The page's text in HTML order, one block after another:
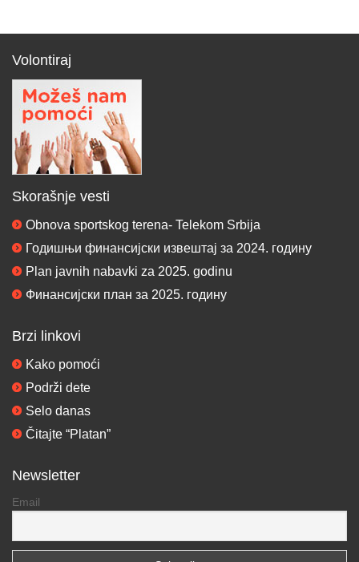
Volontiraj
Skorašnje vesti
Obnova sportskog terena- Telekom Srbija
Годишњи финансијски извештај за 2024. годину
Plan javnih nabavki za 2025. godinu
Финансијски план за 2025. годину
Brzi linkovi
Kako pomoći
Podrži dete
Selo danas
Čitajte “Platan”
Newsletter
Email